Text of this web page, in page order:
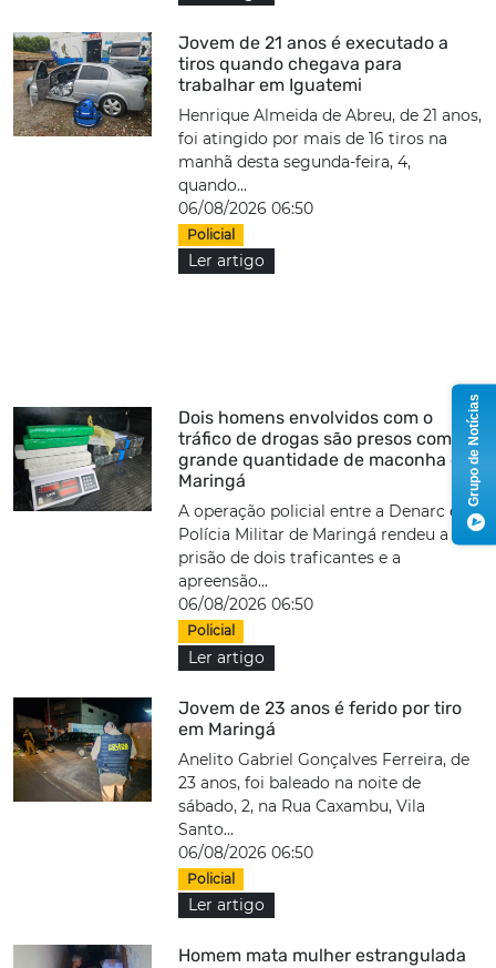
Jovem de 21 anos é executado a
tiros quando chegava para
trabalhar em Iguatemi
Henrique Almeida de Abreu, de 21 anos,
foi atingido por mais de 16 tiros na
manhã desta segunda-feira, 4,
quando...
06/08/2026 06:50
Policial
Ler artigo
Dois homens envolvidos com o
tráfico de drogas são presos com
grande quantidade de maconha em
Maringá
A operação policial entre a Denarc e
Polícia Militar de Maringá rendeu a
prisão de dois traficantes e a
apreensão...
06/08/2026 06:50
Policial
Ler artigo
Jovem de 23 anos é ferido por tiro
em Maringá
Anelito Gabriel Gonçalves Ferreira, de
23 anos, foi baleado na noite de
sábado, 2, na Rua Caxambu, Vila
Santo...
06/08/2026 06:50
Policial
Ler artigo
Homem mata mulher estrangulada
Grupo de Notícias